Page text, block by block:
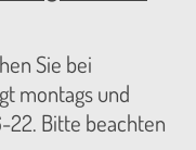
Sie bei
montags und
Bitte beachten